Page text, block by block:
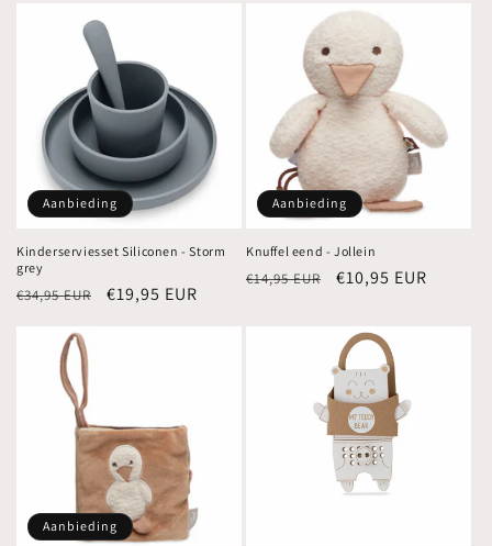
Aanbieding
Kinderserviesset Siliconen - Storm
grey
Normale
€34,95 EUR Aanbiedingsprijs
€19,95 EUR
Aanbieding
Knuffel eend - Jollein
Normale
€14,95 EUR Aanbiedingsprijs
€10,95 EUR
Aanbieding